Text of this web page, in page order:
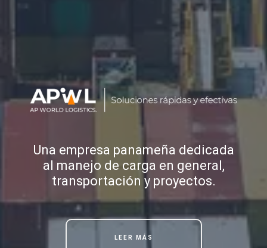
Una empresa panameña dedicada
al manejo de carga en general,
transportación y proyectos.
LEER MÁS